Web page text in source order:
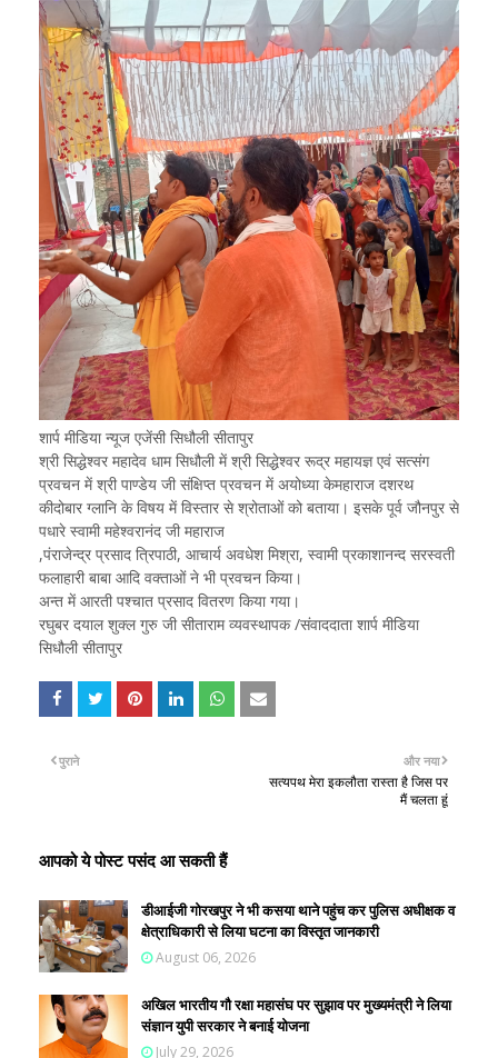
शार्प मीडिया न्यूज एजेंसी सिधौली सीतापुर
श्री सिद्धेश्वर महादेव धाम सिधौली में श्री सिद्धेश्वर रूद्र महायज्ञ एवं सत्संग
प्रवचन में श्री पाण्डेय जी संक्षिप्त प्रवचन में अयोध्या केमहाराज दशरथ
कीदोबार ग्लानि के विषय में विस्तार से श्रोताओं को बताया। इसके पूर्व जौनपुर से
पधारे स्वामी महेश्वरानंद जी महाराज
,पंराजेन्द्र प्रसाद त्रिपाठी, आचार्य अवधेश मिश्रा, स्वामी प्रकाशानन्द सरस्वती
फलाहारी बाबा आदि वक्ताओं ने भी प्रवचन किया।
अन्त में आरती पश्चात प्रसाद वितरण किया गया।
रघुबर दयाल शुक्ल गुरु जी सीताराम व्यवस्थापक /संवाददाता शार्प मीडिया
सिधौली सीतापुर
और नया
सत्यपथ मेरा इकलौता रास्ता है जिस पर
मैं चलता हूं
पुराने
आपको ये पोस्ट पसंद आ सकती हैं
डीआईजी गोरखपुर ने भी कसया थाने पहुंच कर पुलिस अधीक्षक व
क्षेत्राधिकारी से लिया घटना का विस्तृत जानकारी
August 06, 2026
अखिल भारतीय गौ रक्षा महासंघ पर सुझाव पर मुख्यमंत्री ने लिया
संज्ञान युपी सरकार ने बनाई योजना
July 29, 2026